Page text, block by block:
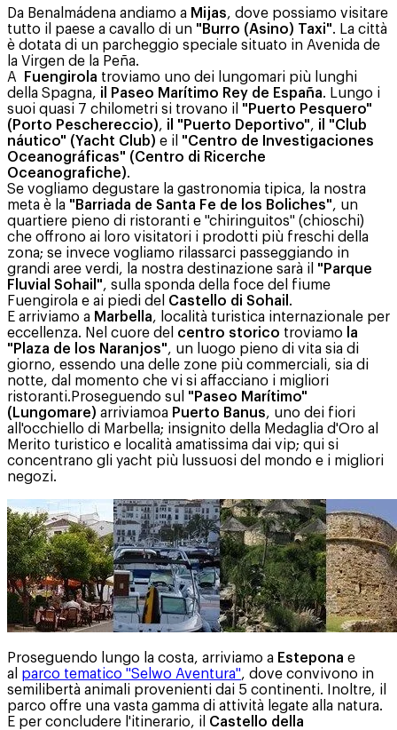
Da Benalmádena andiamo a Mijas, dove possiamo visitare
tutto il paese a cavallo di un "Burro (Asino) Taxi". La città
è dotata di un parcheggio speciale situato in Avenida de
la Virgen de la Peña.
A
Fuengirola troviamo uno dei lungomari più lunghi
della Spagna, il Paseo Marítimo Rey de España. Lungo i
suoi quasi 7 chilometri si trovano il "Puerto Pesquero"
(Porto Peschereccio), il "Puerto Deportivo", il "Club
náutico" (Yacht Club) e il "Centro de Investigaciones
Oceanográficas" (Centro di Ricerche
Oceanografiche).
Se vogliamo degustare la gastronomia tipica, la nostra
meta è la "Barriada de Santa Fe de los Boliches", un
quartiere pieno di ristoranti e "chiringuitos" (chioschi)
che offrono ai loro visitatori i prodotti più freschi della
zona; se invece vogliamo rilassarci passeggiando in
grandi aree verdi, la nostra destinazione sarà il "Parque
Fluvial Sohail", sulla sponda della foce del fiume
Fuengirola e ai piedi del Castello di Sohail .
E arriviamo a Marbella, località turistica internazionale per
eccellenza. Nel cuore del centro storico troviamo
la
"Plaza de los Naranjos", un luogo pieno di vita sia di
giorno, essendo una delle zone più commerciali, sia di
notte, dal momento che vi si affacciano i migliori
ristoranti.Proseguendo sul "Paseo Marítimo"
(Lungomare) arriviamo​a Puerto Banus, uno dei fiori
all'occhiello di Marbella; insignito della Medaglia d'Oro al
Merito turistico e località amatissima dai vip; qui si
concentrano gli yacht più lussuosi del mondo e i migliori
negozi.
Proseguendo lungo la costa, arriviamo a Estepona e
al parco tematico "Selwo Aventura", dove convivono in
semilibertà animali provenienti dai 5 continenti. Inoltre, il
parco offre una vasta gamma di attività legate alla natura.
E per concludere l'itinerario, il Castello della